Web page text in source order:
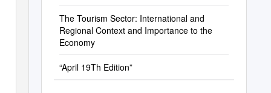
The Tourism Sector: International and
Regional Context and Importance to the
Economy
“April 19Th Edition”